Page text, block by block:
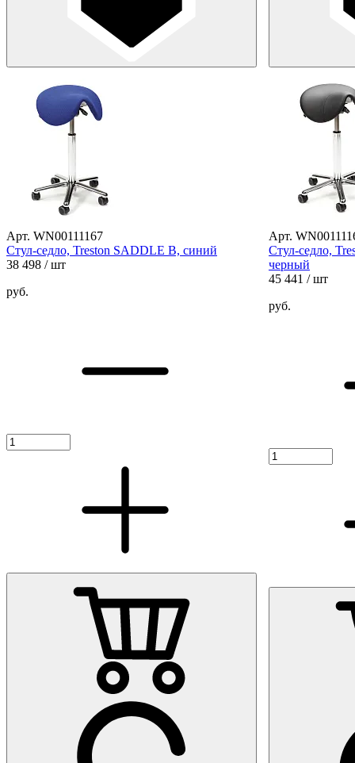
Арт. WN00111167
Стул-седло, Treston SADDLE B, синий
38 498 / шт
руб.
Арт.
Стул-седло,
черный
45 441 / шт
руб.